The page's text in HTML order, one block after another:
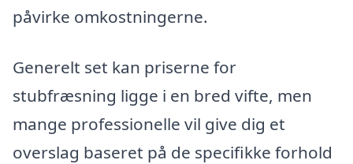
påvirke omkostningerne.
Generelt set kan priserne for
stubfræsning ligge i en bred vifte, men
mange professionelle vil give dig et
overslag baseret på de specifikke forhold